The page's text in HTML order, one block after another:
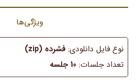
-
دوم
ترم
1
ویژگی‌ها
نوع فایل دانلودی: فشرده (zip)
تعداد جلسات: 10 جلسه